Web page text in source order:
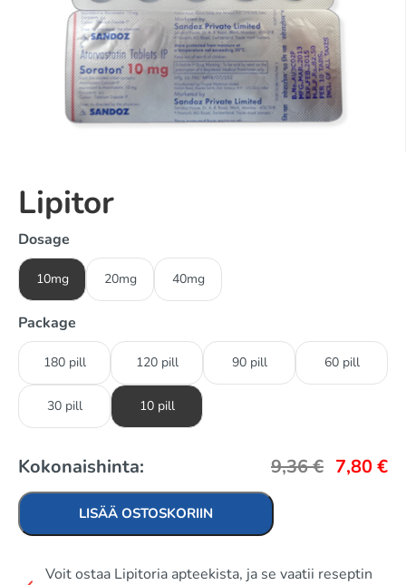
Lipitor
Dosage
10mg 20mg 40mg
Package
180 pill 120 pill 90 pill 60 pill
30 pill 10 pill
Kokonaishinta: 9,36€ 7,80€
LISÄÄ OSTOSKORIIN
Voit ostaa Lipitoria apteekista, ja se vaatii reseptin